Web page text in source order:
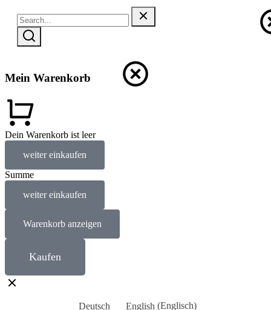
Mein Warenkorb
Dein Warenkorb ist leer
weiter einkaufen
Summe
weiter einkaufen
Warenkorb anzeigen
Kaufen
Deutsch English (Englisch)